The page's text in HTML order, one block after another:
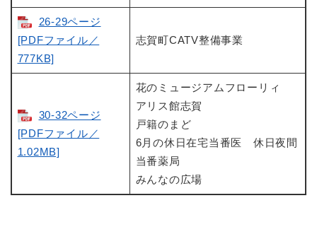
26-29ページ
[PDFファイル／
777KB]
志賀町CATV整備事業
30-32ページ
[PDFファイル／
1.02MB]
花のミュージアムフローリィ
アリス館志賀
戸籍のまど
6月の休日在宅当番医 休日夜間
当番薬局
みんなの広場